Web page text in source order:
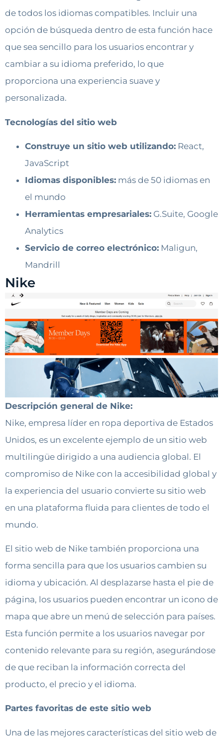
de todos los idiomas compatibles. Incluir una
opción de búsqueda dentro de esta función hace
que sea sencillo para los usuarios encontrar y
cambiar a su idioma preferido, lo que
proporciona una experiencia suave y
personalizada.
Tecnologías del sitio web
Construye un sitio web utilizando: React,
JavaScript
Idiomas disponibles: más de 50 idiomas en
el mundo
Herramientas empresariales: G.Suite, Google
Analytics
Servicio de correo electrónico: Maligun,
Mandrill
Nike
Descripción general de Nike:
Nike, empresa líder en ropa deportiva de Estados
Unidos, es un excelente ejemplo de un sitio web
multilingüe dirigido a una audiencia global. El
compromiso de Nike con la accesibilidad global y
la experiencia del usuario convierte su sitio web
en una plataforma fluida para clientes de todo el
mundo.
El sitio web de Nike también proporciona una
forma sencilla para que los usuarios cambien su
idioma y ubicación. Al desplazarse hasta el pie de
página, los usuarios pueden encontrar un icono de
mapa que abre un menú de selección para países.
Esta función permite a los usuarios navegar por
contenido relevante para su región, asegurándose
de que reciban la información correcta del
producto, el precio y el idioma.
Partes favoritas de este sitio web
Una de las mejores características del sitio web de